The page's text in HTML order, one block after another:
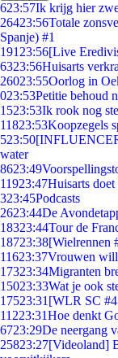
623:57Ik krijg hier
26423:56Totale
Spanje) #1
191 23:56[Live
6323:56Huisarts
26023:55Oorlog in
023:53Petitie behoud
1523:53Ik rook nog
11823:53Koopzegels
523:50
water
8623:49
11923:47Huisarts
323:45Podcasts
2623:44De
18323:44Tour de
18723:38[Wielrennen
11623:37Vrouwen
17323:34Migranten
15023:33Wat je ook
17523:31 [WLR SC
11223:31Hoe denkt
6723:29De neergang
25823:27[Videoland]